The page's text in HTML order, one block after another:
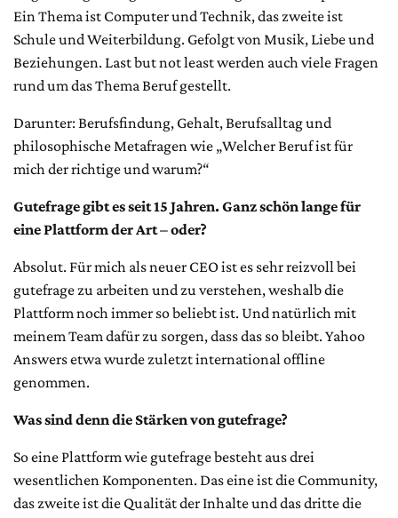
Ein Thema ist Computer und Technik, das zweite ist
Schule und Weiterbildung. Gefolgt von Musik, Liebe und
Beziehungen. Last but not least werden auch viele Fragen
rund um das Thema Beruf gestellt.
Darunter: Berufsfindung, Gehalt, Berufsalltag und
philosophische Metafragen wie „Welcher Beruf ist für
mich der richtige und warum?“
Gutefrage gibt es seit 15 Jahren. Ganz schön lange für
eine Plattform der Art – oder?
Absolut. Für mich als neuer CEO ist es sehr reizvoll bei
gutefrage zu arbeiten und zu verstehen, weshalb die
Plattform noch immer so beliebt ist. Und natürlich mit
meinem Team dafür zu sorgen, dass das so bleibt. Yahoo
Answers etwa wurde zuletzt international offline
genommen.
Was sind denn die Stärken von gutefrage?
So eine Plattform wie gutefrage besteht aus drei
wesentlichen Komponenten. Das eine ist die Community,
das zweite ist die Qualität der Inhalte und das dritte die